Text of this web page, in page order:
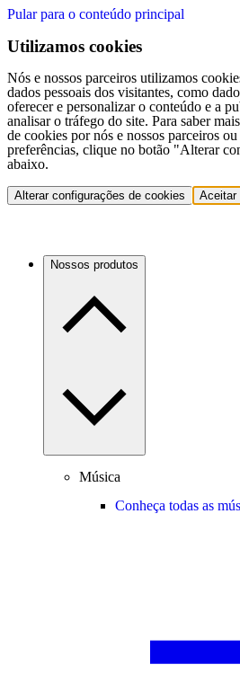
Pular para o conteúdo principal
Utilizamos cookies
Nós e nossos parceiros utilizamos
dados pessoais dos visitantes, como
oferecer e personalizar o conteúdo e a
analisar o tráfego do site. Para saber
de cookies por nós e nossos parceiros
preferências, clique no botão "Alterar
abaixo.
Alterar configurações de cookies Aceitar
Nossos produtos
Música
Conheça todas as